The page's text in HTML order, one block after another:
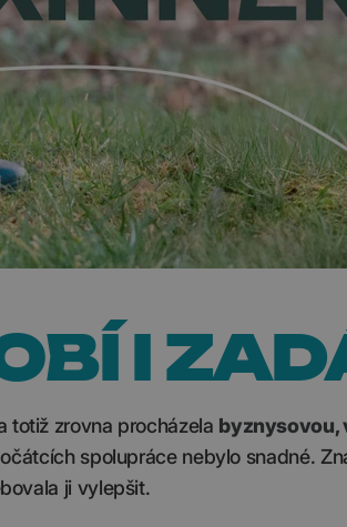
I
totiž zrovna procházela byznysovou,
spolupráce nebylo snadné.
ji vylepšit.